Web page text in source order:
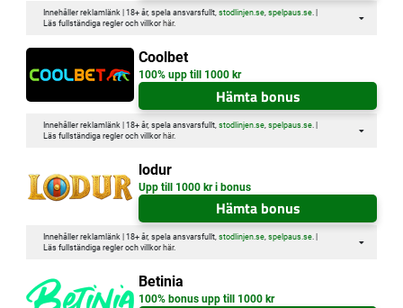
Innehåller reklamlänk | 18+ år, spela ansvarsfullt, stodlinjen.se, spelpaus.se. |
Läs fullständiga regler och villkor här.
Coolbet
100% upp till 1000 kr
Hämta bonus
Innehåller reklamlänk | 18+ år, spela ansvarsfullt, stodlinjen.se, spelpaus.se. |
Läs fullständiga regler och villkor här.
lodur
Upp till 1000 kr i bonus
Hämta bonus
Innehåller reklamlänk | 18+ år, spela ansvarsfullt, stodlinjen.se, spelpaus.se. |
Läs fullständiga regler och villkor här.
Betinia
100% bonus upp till 1000 kr